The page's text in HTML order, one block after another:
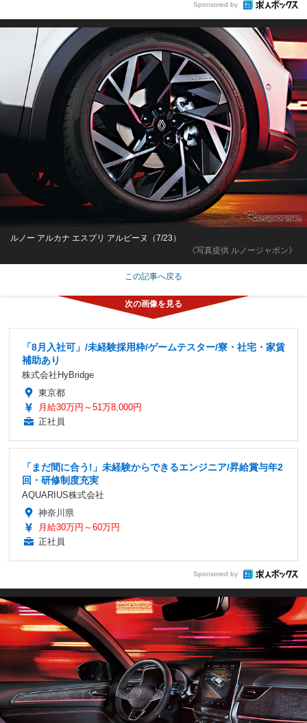
Sponsored by
《写真提供 ルノージャポン》
ルノー アルカナ エスプリ アルピーヌ（7/23）
この記事へ戻る
「8月入社可」/未経験採用枠/ゲームテスター/寮・社宅・家賃
補助あり
株式会社HyBridge
東京都
月給30万円～51万8,000円
正社員
「まだ間に合う!」未経験からできるエンジニア/昇給賞与年2
回・研修制度充実
AQUARIUS株式会社
神奈川県
月給30万円～60万円
正社員
Sponsored by